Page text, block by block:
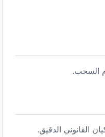
القانوني الدقيق.